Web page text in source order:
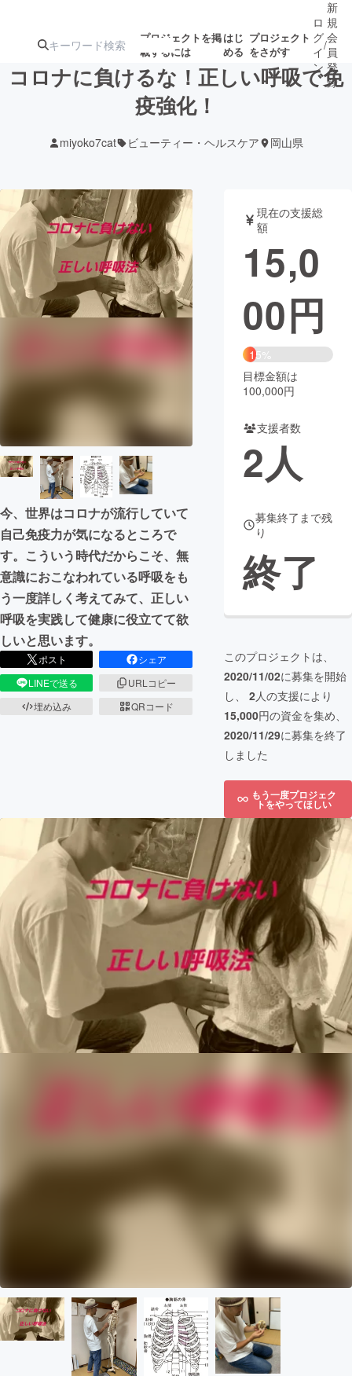
プロジェクトを掲
載するには
はじ
める
プロジェクト
をさがす
ターン
ジェクト
ロジェクト
もうすぐ公開
されます
アート・写真 音楽
テクノロジー・ガジェット ゲーム・
映像・映画 書籍・雑誌
チャレンジ
CAMPFIRE for Social Good
CAMPFIRE Creation
CAMPFIREふるさと納税
コミュニティ
ロ
グ
イ
ン
/
新
規
会
員
登
録
コロナに負けるな！正しい呼吸で免
疫強化！
miyoko7cat ビューティー・ヘルスケア 岡山県
今、世界はコロナが流行していて
自己免疫力が気になるところで
す。こういう時代だからこそ、無
意識におこなわれている呼吸をも
う一度詳しく考えてみて、正しい
呼吸を実践して健康に役立てて欲
しいと思います。
ポスト
シェア
LINEで送る
URLコピー
埋め込み
QRコード
現在の支援総
額
15,0
00円
15%
目標金額は
100,000円
支援者数
2人
募集終了まで残
り
終了
このプロジェクトは、
2020/11/02に募集を開始
し、 2人の支援により
15,000円の資金を集め、
2020/11/29に募集を終了
しました
もう一度プロジェク
トをやってほしい